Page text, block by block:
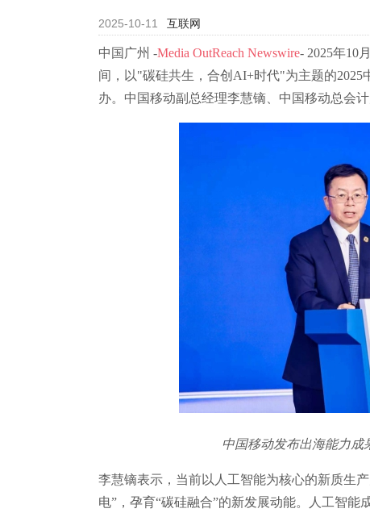
2025-10-11 互联网
中国广州 -Media OutReach Newswire- 2025年10
间，以"碳硅共生，合创AI+时代"为主题的
办。中国移动副总经理李慧镝、中国移动总会计
中国移动发布出海能力成
李慧镝表示，当前以人工智能为核心的新质生
电”，孕育“碳硅融合”的新发展动能。人工智